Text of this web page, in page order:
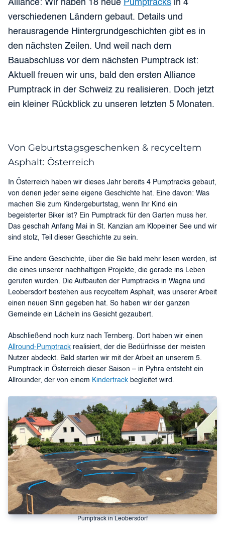
Alliance: Wir haben 18 neue Pumptracks in 4
verschiedenen Ländern gebaut. Details und
herausragende Hintergrundgeschichten gibt es in
den nächsten Zeilen. Und weil nach dem
Bauabschluss vor dem nächsten Pumptrack ist:
Aktuell freuen wir uns, bald den ersten Alliance
Pumptrack in der Schweiz zu realisieren. Doch jetzt
ein kleiner Rückblick zu unseren letzten 5 Monaten.
Von Geburtstagsgeschenken & recyceltem
Asphalt: Österreich
In Österreich haben wir dieses Jahr bereits 4 Pumptracks gebaut,
von denen jeder seine eigene Geschichte hat. Eine davon: Was
machen Sie zum Kindergeburtstag, wenn Ihr Kind ein
begeisterter Biker ist? Ein Pumptrack für den Garten muss her.
Das geschah Anfang Mai in St. Kanzian am Klopeiner See und wir
sind stolz, Teil dieser Geschichte zu sein.
Eine andere Geschichte, über die Sie bald mehr lesen werden, ist
die eines unserer nachhaltigen Projekte, die gerade ins Leben
gerufen wurden. Die Aufbauten der Pumptracks in Wagna und
Leobersdorf bestehen aus recyceltem Asphalt, was unserer Arbeit
einen neuen Sinn gegeben hat. So haben wir der ganzen
Gemeinde ein Lächeln ins Gesicht gezaubert.
Abschließend noch kurz nach Ternberg. Dort haben wir einen
Allround-Pumptrack realisiert, der die Bedürfnisse der meisten
Nutzer abdeckt. Bald starten wir mit der Arbeit an unserem 5.
Pumptrack in Österreich dieser Saison – in Pyhra entsteht ein
Allrounder, der von einem Kindertrack begleitet wird.
Pumptrack in Leobersdorf